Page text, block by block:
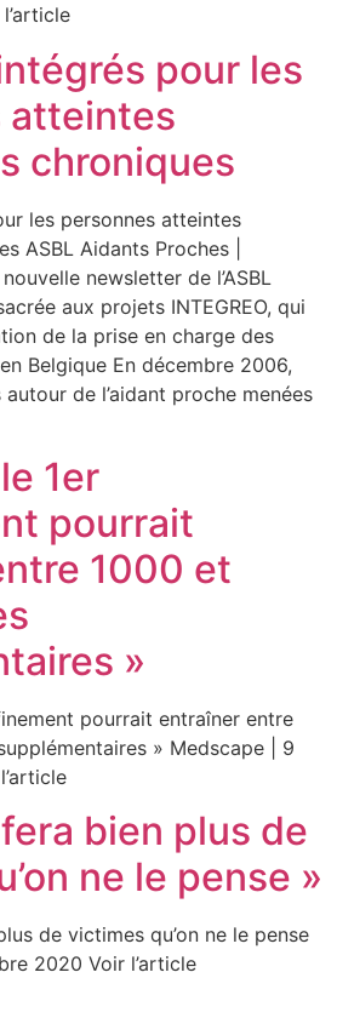
pour les
atteintes
chroniques
les personnes atteintes
ASBL Aidants Proches |
newsletter de l’ASBL
aux projets INTEGREO, qui
de la prise en charge des
Belgique En décembre 2006,
de l’aidant proche menées
1er
pourrait
1000 et
»
pourrait entraîner entre
» Medscape | 9
bien plus de
ne le pense »
de victimes qu’on ne le pense
2020 Voir l’article